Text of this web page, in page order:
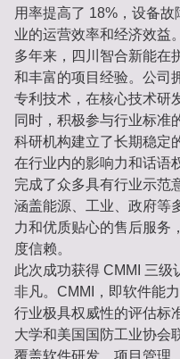
用率提高了 18%，设备
业的运营效率和经济效益。
多年来，四川智合新能在
和丰富的项目经验。公司
专利技术，在核心技术研
同时，积极参与行业标准
科研机构建立了长期稳定
在行业内的影响力和话语
完成了众多具有行业示范
涵盖能源、工业、政府等
力和优质贴心的售后服务
度信赖。
此次成功获得 CMMI 三级
非凡。CMMI，即软件能
行业极具权威性的评估标
大学和美国国防工业协会
覆盖软件研发、项目管理